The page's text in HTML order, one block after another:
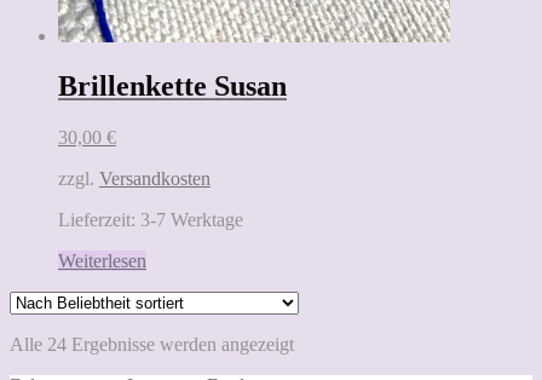
Brillenkette Susan
30,00 €
zzgl. Versandkosten
Lieferzeit: 3-7 Werktage
Weiterlesen
Alle 24 Ergebnisse werden angezeigtNach